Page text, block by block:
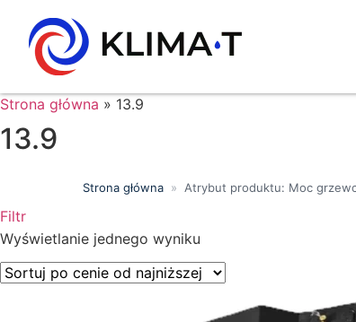
Strona główna » 13.9
13.9
Strona główna » Atrybut produktu: Moc
Filtr
Wyszukiwanie tekstowe
Kategorie produktów
Klasa energetyczna
Wyświetlanie jednego wyniku